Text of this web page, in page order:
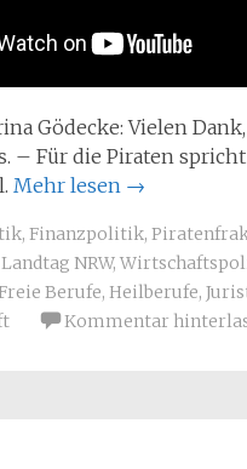
Gödecke: Vielen
– Für die Piraten
Mehr lesen →
, Finanzpolitik,
NRW,
Berufe, Heilberufe,
Kommentar